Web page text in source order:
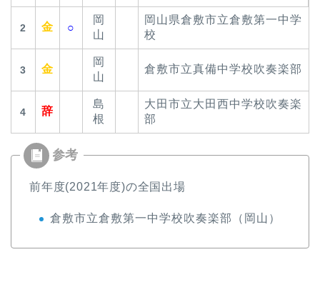
2 金 ○
岡
⼭
岡⼭県倉敷市⽴倉敷第⼀中学
校
3 金
岡
⼭
倉敷市⽴真備中学校吹奏楽部
4 辞
島
根
⼤⽥市⽴⼤⽥⻄中学校吹奏楽
部
前年度(2021年度)の全国出場
倉敷市立倉敷第一中学校吹奏楽部（岡山）